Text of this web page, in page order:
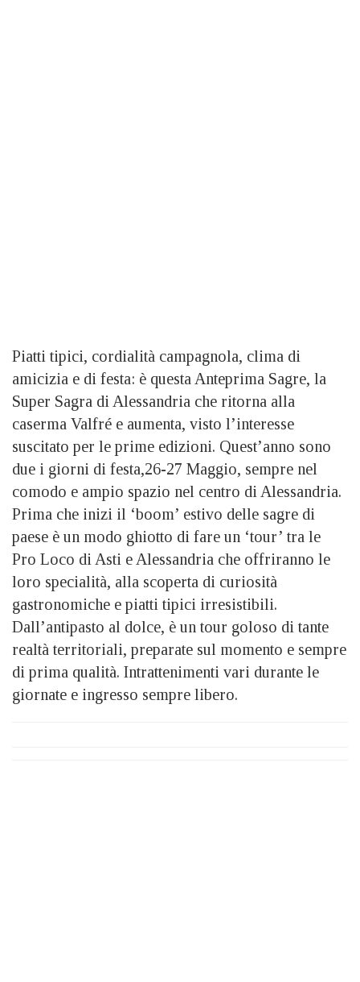
Piatti tipici, cordialità campagnola, clima di
amicizia e di festa: è questa Anteprima Sagre, la
Super Sagra di Alessandria che ritorna alla
caserma Valfré e aumenta, visto l’interesse
suscitato per le prime edizioni. Quest’anno sono
due i giorni di festa,26-27 Maggio, sempre nel
comodo e ampio spazio nel centro di Alessandria.
Prima che inizi il ‘boom’ estivo delle sagre di
paese è un modo ghiotto di fare un ‘tour’ tra le
Pro Loco di Asti e Alessandria che offriranno le
loro specialità, alla scoperta di curiosità
gastronomiche e piatti tipici irresistibili.
Dall’antipasto al dolce, è un tour goloso di tante
realtà territoriali, preparate sul momento e sempre
di prima qualità. Intrattenimenti vari durante le
giornate e ingresso sempre libero.